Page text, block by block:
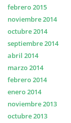
febrero 2015
noviembre 2014
octubre 2014
septiembre 2014
abril 2014
marzo 2014
febrero 2014
enero 2014
noviembre 2013
octubre 2013